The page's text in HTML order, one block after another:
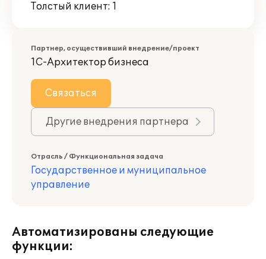
Толстый клиент: 1
Партнер, осуществивший внедрение/проект
1С-Архитектор бизнеса
Связаться
Другие внедрения партнера
Отрасль / Функциональная задача
Государственное и муниципальное
управление
Автоматизированы следующие
функции: